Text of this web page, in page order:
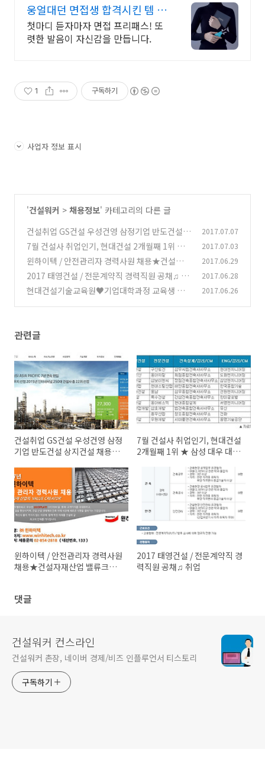
웅얼대던 면접생 합격시킨 템 면
접 합격 필수템
첫마디 듣자마자 면접 프리패스! 또
렷한 발음이 자신감을 만듭니다.
1 구독하기
사업자 정보 표시
'건설워커 > 채용정보' 카테고리의 다른 글
건설취업 GS건설 우성건영 삼정기업 반도건설
상지건설 채용정보
(0)
2017.07.07
7월 건설사 취업인기, 현대건설 2개월째 1위 ★
삼성 대우 대림 포스코 순 (0)
2017.07.03
윈하이텍 / 안전관리자 경력사원 채용★건설자재
산업 밸류크리에이터 취업 (0)
2017.06.29
2017 태영건설 / 전문계약직 경력직원 공채♫ 취
업
(0)
2017.06.28
현대건설기술교육원♥기업대학과정 교육생 모
2017.06.26
관련글
건설취업 GS건설 우성건영 삼정
기업 반도건설 상지건설 채용정
7월 건설사 취업인기, 현대건설
2개월째 1위 ★ 삼성 대우 대림
윈하이텍 / 안전관리자 경력사원
채용★건설자재산업 밸류크리
2017 태영건설 / 전문계약직 경
력직원 공채♫ 취업
댓글
건설워커 컨스라인
건설워커 촌장, 네이버 경제/비즈 인플루언서 티스토리
구독하기